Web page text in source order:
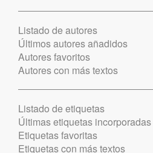
Listado de autores
Últimos autores añadidos
Autores favoritos
Autores con más textos
Listado de etiquetas
Últimas etiquetas incorporadas
Etiquetas favoritas
Etiquetas con más textos